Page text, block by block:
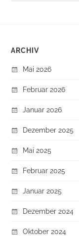
ARCHIV
Mai 2026
Februar 2026
Januar 2026
Dezember 2025
Mai 2025
Februar 2025
Januar 2025
Dezember 2024
Oktober 2024